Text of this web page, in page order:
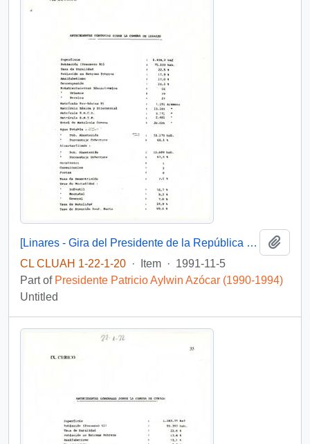
[Linares - Gira del Presidente de la República Don Patricio Aylwin Azocar a la VII Región del Maule].
CL CLUAH 1-22-1-20 · Item · 1991-11-5
Part of Presidente Patricio Aylwin Azócar (1990-1994)
Untitled